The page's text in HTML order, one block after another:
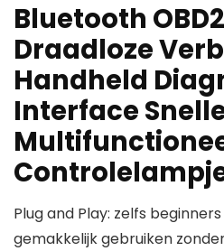
Bluetooth
Draadloze
Handheld
Interface
Plug and Play: zelfs
gemakkelijk gebruiken